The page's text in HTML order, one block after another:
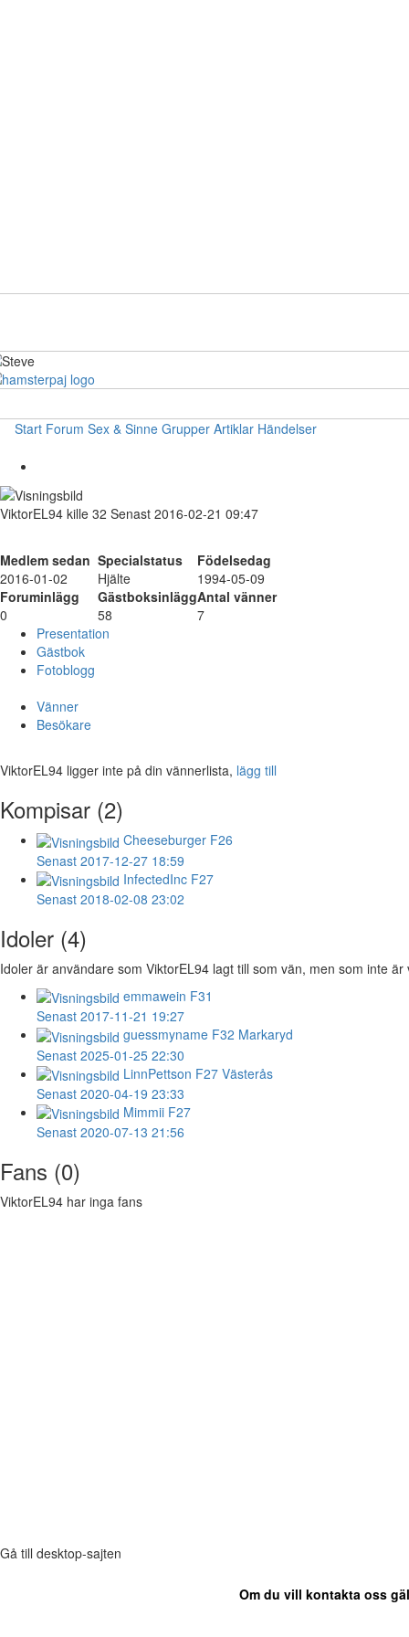
Start Forum Sex & Sinne Grupper Artiklar Händelser
ViktorEL94 kille 32 Senast 2016-02-21 09:47
Medlem sedan Specialstatus
Födelsedag
2016-01-02
Hjälte
1994-05-09
Foruminlägg
GästboksinläggAntal vänner
0
58
7
Presentation
Gästbok
Fotoblogg
Vänner
Besökare
ViktorEL94 ligger inte på din vännerlista, lägg till
Kompisar (2)
Cheeseburger F26
Senast 2017-12-27 18:59
InfectedInc F27
Senast 2018-02-08 23:02
Idoler (4)
Idoler är användare som ViktorEL94 lagt till som vän, men som inte är
emmawein F31
Senast 2017-11-21 19:27
guessmyname F32 Markaryd
Senast 2025-01-25 22:30
LinnPettson F27 Västerås
Senast 2020-04-19 23:33
Mimmii F27
Senast 2020-07-13 21:56
Fans (0)
ViktorEL94 har inga fans
Gå till desktop-sajten
Om du vill kontakta oss